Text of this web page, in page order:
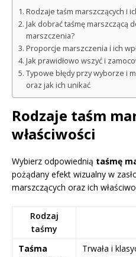
Rodzaje taśm marszczących i
Jak dobrać taśmę marszczącą
marszczenia?
Proporcje marszczenia i ich
Jak prawidłowo wszyć i
Typowe błędy przy wyborze i
oraz jak ich unikać
Rodzaje taśm
właściwości
Wybierz odpowiednią taśmę
pożądany efekt wizualny w
marszczących oraz ich
Rodzaj
taśmy
Taśma
Trwała i